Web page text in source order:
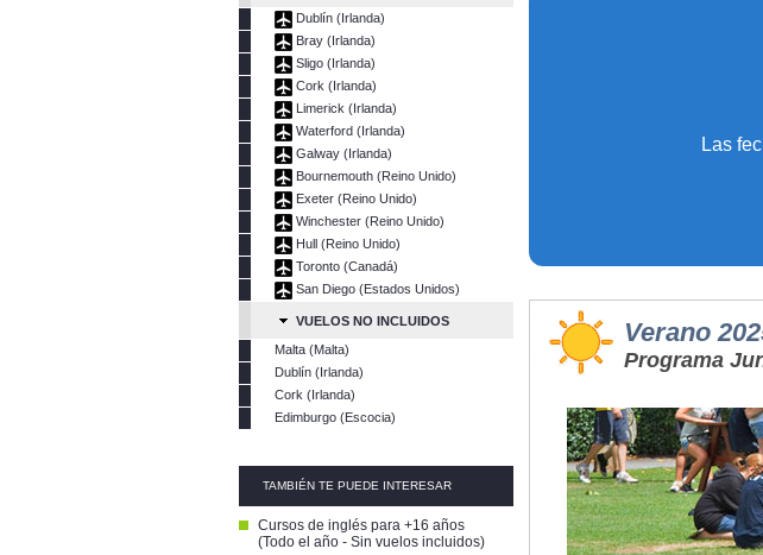
Las
Verano
Programa
Dublín (Irlanda)
Bray (Irlanda)
Sligo (Irlanda)
Cork (Irlanda)
Limerick (Irlanda)
Waterford (Irlanda)
Galway (Irlanda)
Bournemouth (Reino Unido)
Exeter (Reino Unido)
Winchester (Reino Unido)
Hull (Reino Unido)
Toronto (Canadá)
San Diego (Estados Unidos)
VUELOS NO INCLUIDOS
Malta (Malta)
Dublín (Irlanda)
Cork (Irlanda)
Edimburgo (Escocia)
TAMBIÉN TE PUEDE INTERESAR
Cursos de inglés para +16 años
(Todo el año - Sin vuelos incluidos)